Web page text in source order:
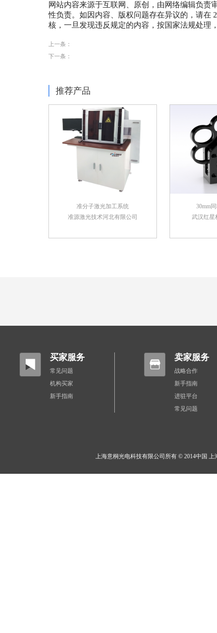
网站内容来源于互联网、原创，由网络编辑负
性负责。如因内容、版权问题存在异议的，请在
核，一旦发现违反规定的内容，按国家法规处理
上一条：
下一条：
推荐产品
准分子激光加工系统
准源激光技术河北有限公司
30mm
武汉红星
买家服务
常见问题
机构买家
新手指南
卖家服务
战略合作
新手指南
进驻平台
常见问题
上海意桐光电科技有限公司所有 © 2014中国